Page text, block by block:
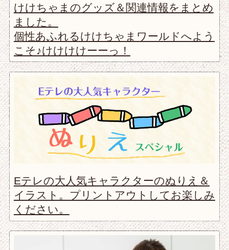
けけちゃまのグッズ＆関連情報をまとめ
ました。
個性あふれるけけちゃまワールドへよう
こそ♪けけけけーーっ！
Eテレの大人気キャラクターのぬりえ＆
イラスト。プリントアウトしてお楽しみ
ください。